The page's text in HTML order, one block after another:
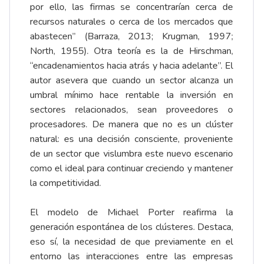
por ello, las firmas se concentrarían cerca de
recursos naturales o cerca de los mercados que
abastecen” (Barraza, 2013; Krugman, 1997;
North, 1955). Otra teoría es la de Hirschman,
“encadenamientos hacia atrás y hacia adelante”. El
autor asevera que cuando un sector alcanza un
umbral mínimo hace rentable la inversión en
sectores relacionados, sean proveedores o
procesadores. De manera que no es un clúster
natural: es una decisión consciente, proveniente
de un sector que vislumbra este nuevo escenario
como el ideal para continuar creciendo y mantener
la competitividad.
El modelo de Michael Porter reafirma la
generación espontánea de los clústeres. Destaca,
eso sí, la necesidad de que previamente en el
entorno las interacciones entre las empresas